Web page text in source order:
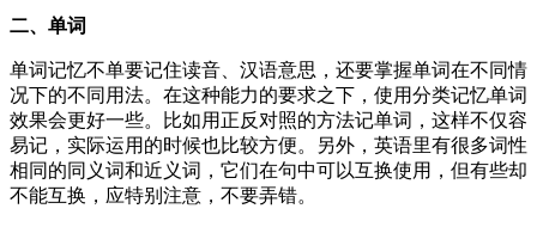
二、单词
单词记忆不单要记住读音、汉语意思，还要掌握单词在不同情
况下的不同用法。在这种能力的要求之下，使用分类记忆单词
效果会更好一些。比如用正反对照的方法记单词，这样不仅容
易记，实际运用的时候也比较方便。另外，英语里有很多词性
相同的同义词和近义词，它们在句中可以互换使用，但有些却
不能互换，应特别注意，不要弄错。